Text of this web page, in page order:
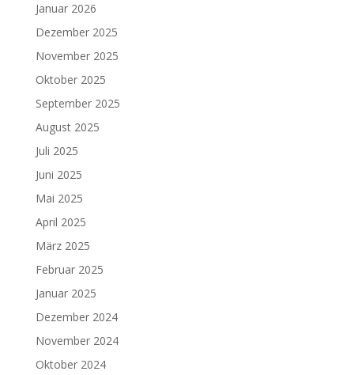
Januar 2026
Dezember 2025
November 2025
Oktober 2025
September 2025
August 2025
Juli 2025
Juni 2025
Mai 2025
April 2025
März 2025
Februar 2025
Januar 2025
Dezember 2024
November 2024
Oktober 2024